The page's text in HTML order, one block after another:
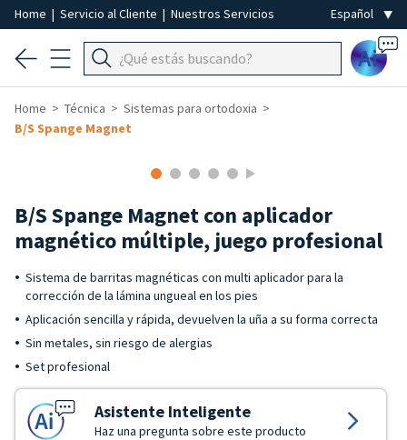
Home | Servicio al Cliente | Nuestros Servicios
Ai
Home Técnica
Sistemas para ortodoxia
B/S Spange Magnet
B/S Spange Magnet con aplicador
magnético múltiple, juego profesional
Sistema de barritas magnéticas con multi aplicador para la
corrección de la lámina ungueal en los pies
Aplicación sencilla y rápida, devuelven la uña a su forma correcta
Sin metales, sin riesgo de alergias
Set profesional
Asistente Inteligente
Haz una pregunta sobre este producto